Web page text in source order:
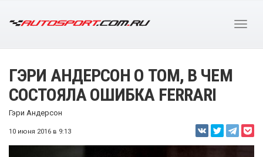
ГЭРИ АНДЕРСОН О ТОМ, В ЧЕМ
СОСТОЯЛА ОШИБКА FERRARI
Гэри Андерсон
10 июня 2016 в 9:13